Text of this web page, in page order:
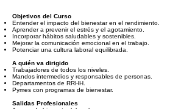
Objetivos del Curso
Entender el impacto del bienestar en el rendimiento.
Aprender a prevenir el estrés y el agotamiento.
Incorporar hábitos saludables y sostenibles.
Mejorar la comunicación emocional en el trabajo.
Potenciar una cultura laboral equilibrada.
A quién va dirigido
Trabajadores de todos los niveles.
Mandos intermedios y responsables de personas.
Departamentos de RRHH.
Pymes con programas de bienestar.
Salidas Profesionales